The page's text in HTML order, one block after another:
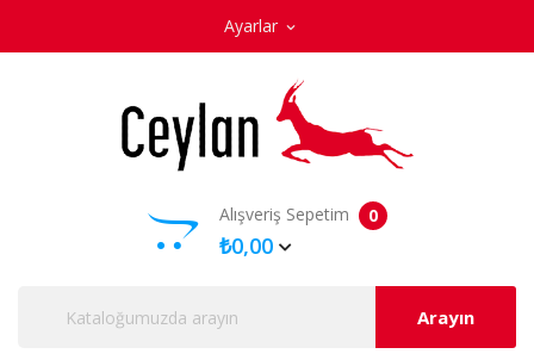
Ayarlar expand_more
Alışveriş Sepetim 0
₺0,00
Arayın